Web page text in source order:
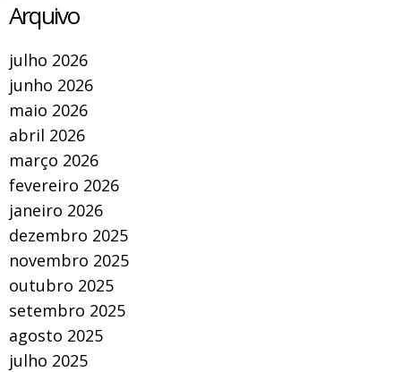
Arquivo
julho 2026
junho 2026
maio 2026
abril 2026
março 2026
fevereiro 2026
janeiro 2026
dezembro 2025
novembro 2025
outubro 2025
setembro 2025
agosto 2025
julho 2025